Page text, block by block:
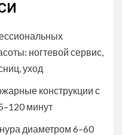
ногтевой сервис,
уход
конструкции с
минут
диаметром 6–60